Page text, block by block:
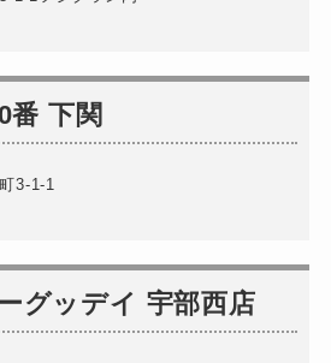
番 下関
3-1-1
グッデイ 宇部西店